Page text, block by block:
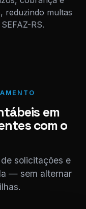
reduzindo multas
RS.
em
com o
solicitações e
— sem alternar